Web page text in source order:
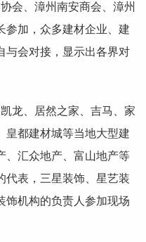
、漳州南安商会、漳州
参加，众多建材企业、建
与会对接，显示出各界对
、居然之家、吉马、家
皇都建材城等当地大型建
、汇众地产、富山地产等
代表，三星装饰、星艺装
饰机构的负责人参加现场